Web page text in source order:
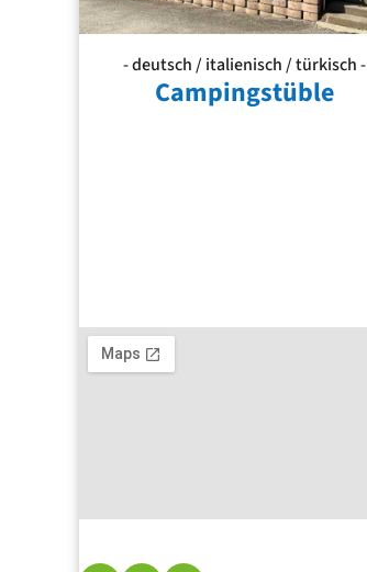
- deutsch / italienisch / türkisch -
Campingstüble